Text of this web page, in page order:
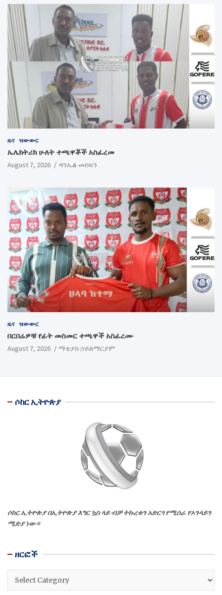
ዜና ዝውውር
ኤሌክትሪክ ሁለት ተጫዋቾች አስፈረመ
August 7, 2026 ዳንኤል መስፍን
ዜና ዝውውር
በርበሬዎቹ የፊት መስመር ተጫዋች አስፈረሙ
August 7, 2026 ማቲያስ ኃይለማርያም
ሶከር ኢትዮጵያ
ሶከር ኢትዮጵያ በኢትዮጵያ እግር ኳስ ላይ ብቻ ትኩረቱን አድርጎ የሚሰራ የኦንላይን
ሚድያ ነው።
ዘርፎች
ዘርፎች